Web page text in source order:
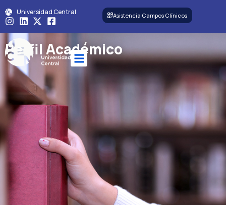
Universidad Central Asistencia Campos Clínicos
Perfil Académico